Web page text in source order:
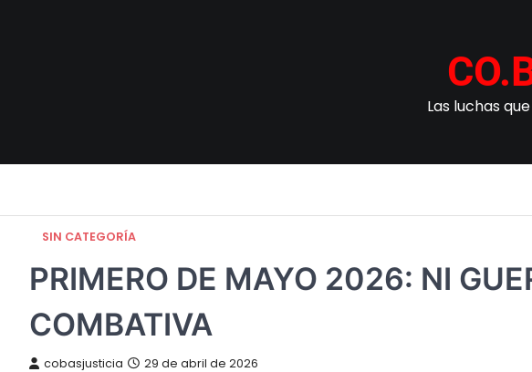
Las luchas
SIN CATEGORÍA
PRIMERO DE MAYO 2026: NI
COMBATIVA
cobasjusticia 29 de abril de 2026